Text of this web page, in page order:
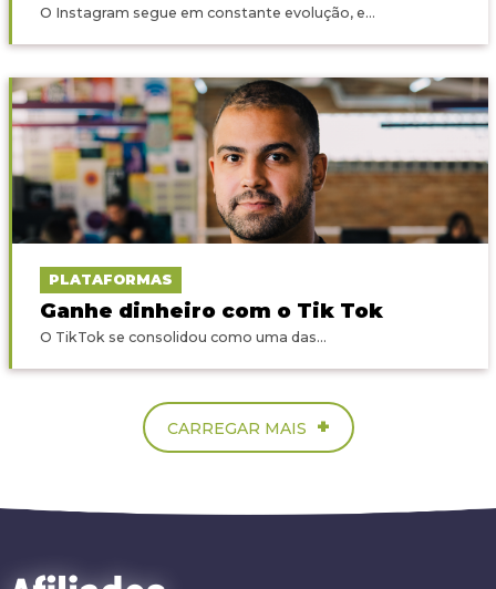
O Instagram segue em constante evolução, e...
PLATAFORMAS
Ganhe dinheiro com o Tik Tok
O TikTok se consolidou como uma das...
CARREGAR MAIS +